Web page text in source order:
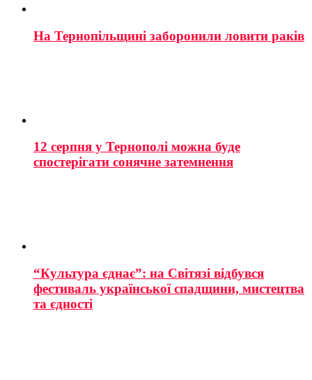
На Тернопільщині заборонили ловити раків
12 серпня у Тернополі можна буде
спостерігати сонячне затемнення
“Культура єднає”: на Світязі відбувся
фестиваль української спадщини, мистецтва
та єдності